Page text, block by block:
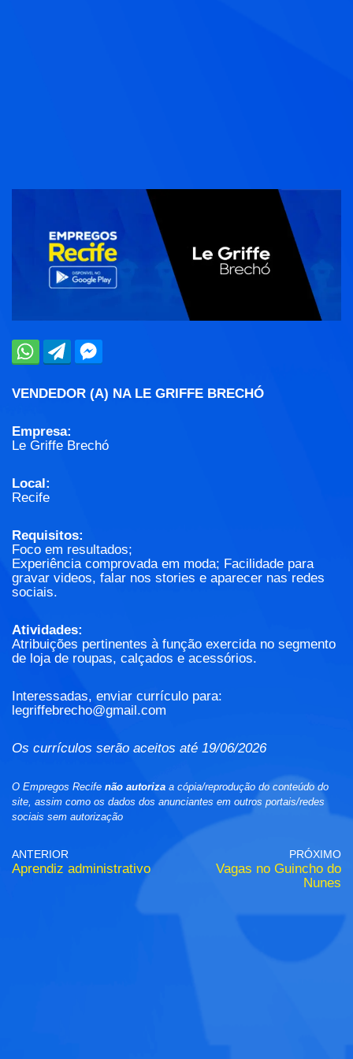
VENDEDOR (A) NA LE GRIFFE BRECHÓ
Empresa:
Le Griffe Brechó
Local:
Recife
Requisitos:
Foco em resultados;
Experiência comprovada em moda; Facilidade para
gravar videos, falar nos stories e aparecer nas redes
sociais.
Atividades:
Atribuições pertinentes à função exercida no segmento
de loja de roupas, calçados e acessórios.
Interessadas, enviar currículo para:
legriffebrecho@gmail.com
Os currículos serão aceitos até 19/06/2026
O Empregos Recife não autoriza a cópia/reprodução do conteúdo do
site, assim como os dados dos anunciantes em outros portais/redes
sociais sem autorização
ANTERIOR
Aprendiz administrativo
PRÓXIMO
Vagas no Guincho do
Nunes